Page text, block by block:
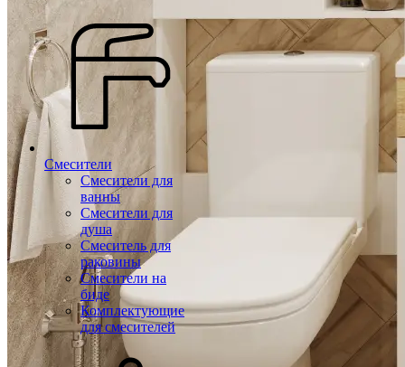
Смесители
Смесители для
ванны
Смесители для
душа
Смеситель для
раковины
Смесители на
биде
Комплектующие
для смесителей